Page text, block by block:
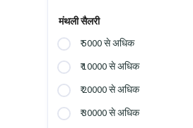
मंथली सैलरी
₹ 5000 से अधिक
₹ 10000 से अधिक
₹ 20000 से अधिक
₹ 30000 से अधिक